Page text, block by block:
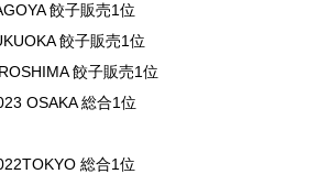
餃子販売1位
餃子販売1位
餃子販売1位
OSAKA 総合1位
総合1位